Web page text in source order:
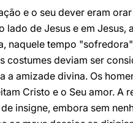
e o seu dever eram
lado de Jesus e em
naquele tempo
costumes deviam ser
amizade divina. Os
Cristo e o Seu amor. A
insigne, embora sem